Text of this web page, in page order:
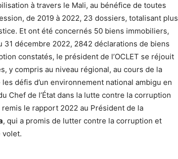
à travers le Mali, au bénéfice de toutes
de 2019 à 2022, 23 dossiers, totalisant plus
Et ont été concernés 50 biens immobiliers,
31 décembre 2022, 2842 déclarations de biens
constatés, le président de l’OCLET se réjouit
y compris au niveau régional, au cours de la
défis d’un environnement national ambigu en
Chef de l’État dans la lutte contre la corruption
le rapport 2022 au Président de la
, qui a promis de lutter contre la corruption et
volet.